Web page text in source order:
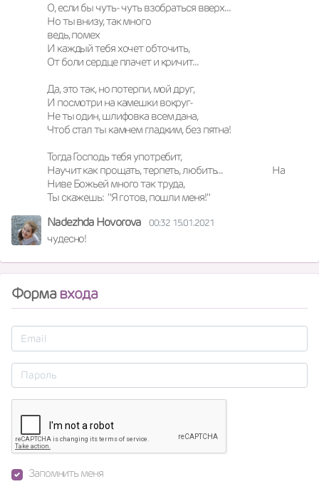
О, если бы чуть- чуть взобраться вверх...
Но ты внизу, так много
ведь, помех
И каждый тебя хочет обточить,
От боли сердце плачет и кричит...
Да, это так, но потерпи, мой друг,
И посмотри на камешки вокруг-
Не ты один, шлифовка всем дана,
Чтоб стал ты камнем гладким, без пятна!
Тогда Господь тебя употребит,
Научит как прощать, терпеть, любить...                        На
Ниве Божьей много так труда,
Ты скажешь:  "Я готов, пошли меня!"
Nadezhda Hovorova 00:32 15.01.2021
чудесно!
Формавхода
Запомнить меня